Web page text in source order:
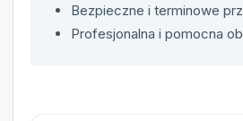
Bezpieczne i terminowe
Profesjonalna i pomocna